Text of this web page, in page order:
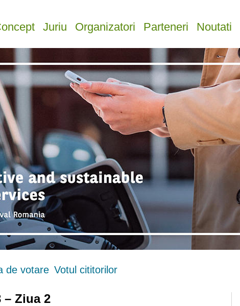
Juriu Organizatori Parteneri Noutati
de votare Votul cititorilor
– Ziua 2